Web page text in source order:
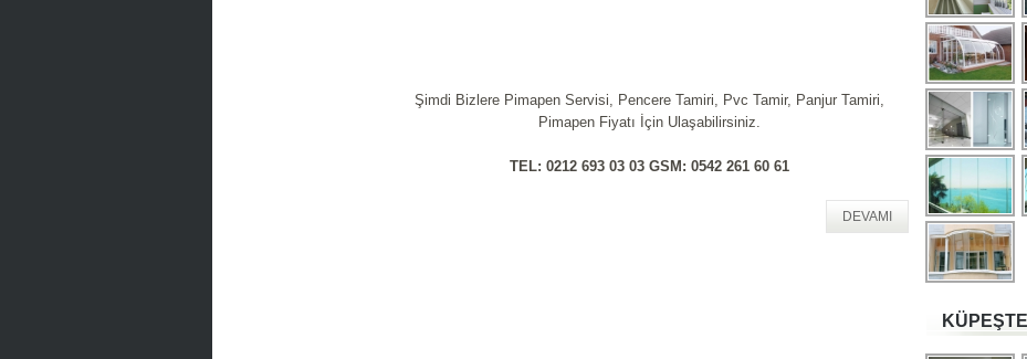
Şimdi Bizlere Pimapen Servisi, Pencere Tamiri, Pvc Tamir, Panjur Tamiri,
Pimapen Fiyatı İçin Ulaşabilirsiniz.
TEL: 0212 693 03 03 GSM: 0542 261 60 61
DEVAMI